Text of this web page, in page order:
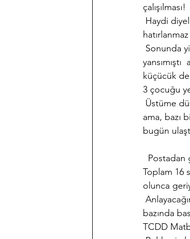
çalışılması!
Haydi
hatırlanmaz
Sonunda
küçücük
3 çocuğu
Üstüme
ama, bazı
bugün
Postadan
Toplam 16
olunca
bazında
TCDD